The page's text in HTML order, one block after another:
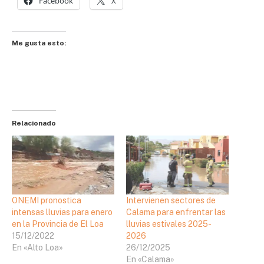
Me gusta esto:
Relacionado
ONEMI pronostica
intensas lluvias para enero
en la Provincia de El Loa
15/12/2022
En «Alto Loa»
Intervienen sectores de
Calama para enfrentar las
lluvias estivales 2025-
2026
26/12/2025
En «Calama»